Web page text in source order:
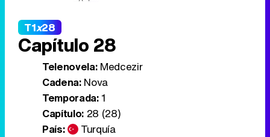
T1x28
Capítulo 28
Telenovela:Medcezir
Cadena:Nova
Temporada:1
Capítulo:28 (28)
País:
Turquía